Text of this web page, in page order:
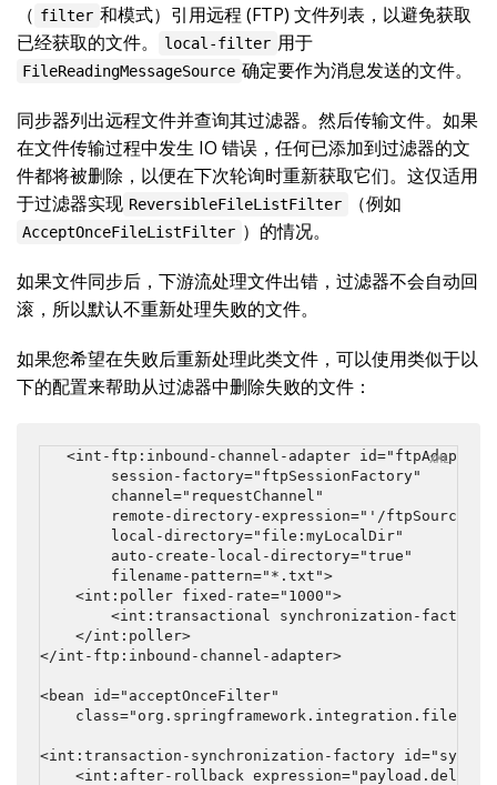
（ filter 和模式）引用远程 (FTP) 文件列表，以避免获取
已经获取的文件。
local-filter 用于
FileReadingMessageSource 确定要作为消息发送的文件。
同步器列出远程文件并查询其过滤器。然后传输文件。如果
在文件传输过程中发生 IO 错误，任何已添加到过滤器的文
件都将被删除，以便在下次轮询时重新获取它们。这仅适用
于过滤器实现 ReversibleFileListFilter （例如
AcceptOnceFileListFilter ）的情况。
如果文件同步后，下游流处理文件出错，过滤器不会自动回
滚，所以默认不重新处理失败的文件。
如果您希望在失败后重新处理此类文件，可以使用类似于以
下的配置来帮助从过滤器中删除失败的文件：
<int-ftp:inbound-channel-adapter id="ftpAdapter"
        session-factory="ftpSessionFactory"
        channel="requestChannel"
        remote-directory-expression="'/ftpSource'"
        local-directory="file:myLocalDir"
        auto-create-local-directory="true"
        filename-pattern="*.txt">
    <int:poller fixed-rate="1000">
<int:transactional synchronization-
    </int:poller>
</int-ftp:inbound-channel-adapter>
<bean id="acceptOnceFilter"
<int:transaction-synchronization-factory
<int:after-rollback